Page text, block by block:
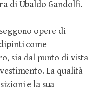
di Ubaldo Gandolfi.
opere di
come
sia dal punto di vista
La qualità
e la sua